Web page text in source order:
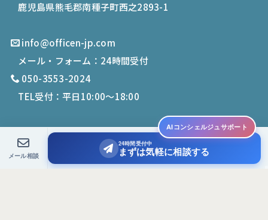
鹿児島県熊毛郡南種子町西之2893-1
info@officen-jp.com
メール・フォーム：24時間受付
050-3553-2024
TEL受付：平日10:00〜18:00
2026Office N. All Rights Reserved.
AIコンシェルジュサポート
メール相談
24時間受付中
まずは気軽に相談する